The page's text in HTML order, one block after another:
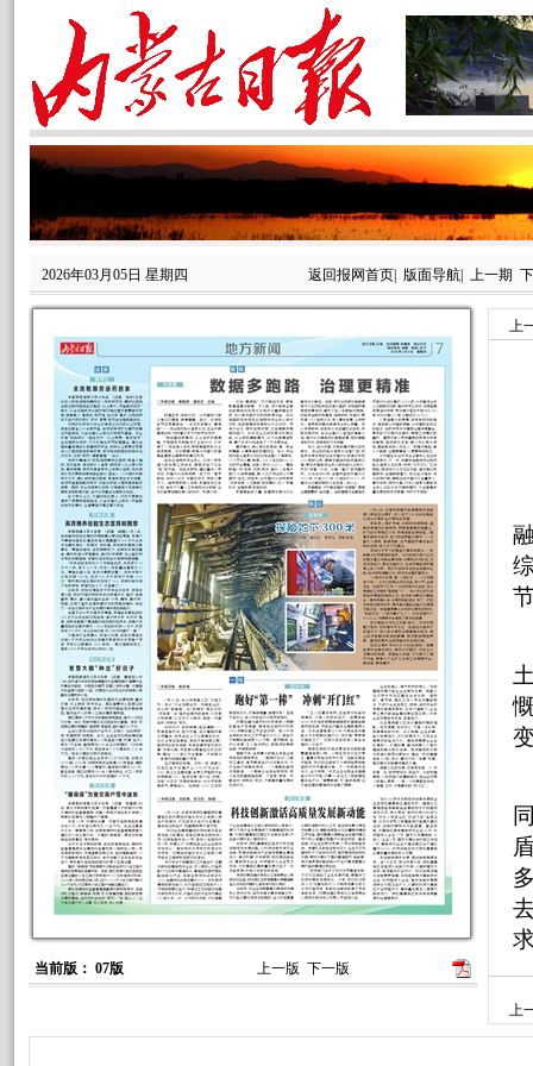
2026年03月05日 星期四 返回报网首页| 版面导航| 上一期
当前版： 07版 上一版 下一版
上
上